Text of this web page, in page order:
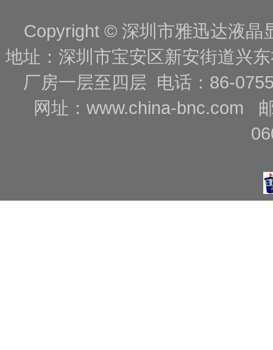
Copyright © 深圳市雅迅达液
地址：深圳市宝安区新安街道兴
厂房一层至四层 电话：86-
网址： www.china-bnc.com